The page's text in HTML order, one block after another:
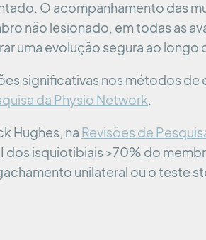
O acompanhamento das
não lesionado, em todas as
uma evolução segura ao longo
significativas nos métodos de
da Physio Network.
Hughes, na Revisões de
dos isquiotibiais >70% do
unilateral ou o teste